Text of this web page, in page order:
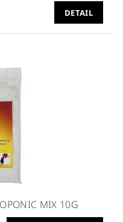
DETAIL
MIX 10G